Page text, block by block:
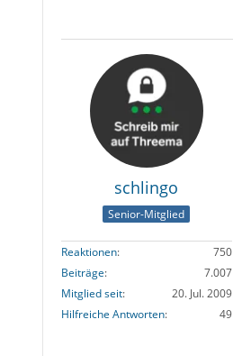
schlingo
Senior-Mitglied
Reaktionen
750
Beiträge
7.007
Mitglied seit
20. Jul. 2009
Hilfreiche Antworten
49